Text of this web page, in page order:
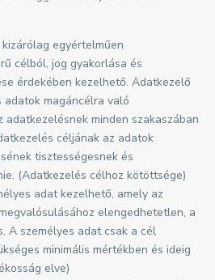
egyértelműen
célból, jog gyakorlása és
érdekében kezelhető. Adatkezelő
magáncélra való
minden szakaszában
céljának az adatok
tisztességesnek és
(Adatkezelés célhoz kötöttsége)
adat kezelhető, amely az
elengedhetetlen, a
A személyes adat csak a cél
minimális mértékben és ideig
elve)